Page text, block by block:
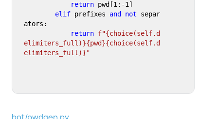
return pwd[1 :-1 ]
elif prefixes and not separ
ators:
return f"{choice(self.d
elimiters_full)}{pwd}{choice(self.d
elimiters_full)}"